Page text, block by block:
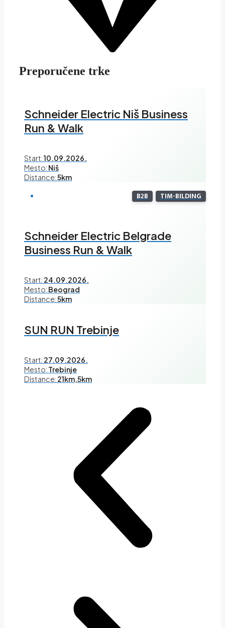
Preporučene trke
Schneider Electric Niš Business
Run & Walk
Start:10.09.2026.
Mesto: Niš
Distance:5km
B2B TIM-BILDING
Schneider Electric Belgrade
Business Run & Walk
Start: 24.09.2026.
Mesto: Beograd
Distance:5km
SUN RUN Trebinje
Start: 27.09.2026.
Mesto: Trebinje
Distance: 21km,5km